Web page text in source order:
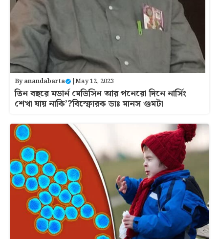
Byanandabarta |May 12, 2023
তিন বছরে মডার্ন মেডিসিন আর পনেরো দিনে নার্সিং
শেখা যায় নাকি’?বিস্ফোরক ডাঃ মানস গুমটা